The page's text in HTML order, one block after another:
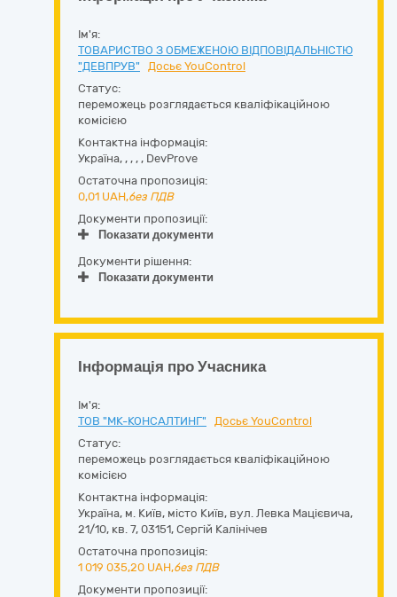
Ім'я:
ТОВАРИСТВО З ОБМЕЖЕНОЮ ВІДПОВІДАЛЬНІСТЮ
"ДЕВПРУВ"
Досьє YouControl
Статус:
переможець розглядається кваліфікаційною
комісією
Контактна інформація:
Україна, , , , , DevProve
Остаточна пропозиція:
0,01 UAH,без ПДВ
Документи пропозиції:
Показати документи
Документи рішення:
Показати документи
Інформація про Учасника
Ім'я:
ТОВ "МК-КОНСАЛТИНГ"
Досьє YouControl
Статус:
переможець розглядається кваліфікаційною
комісією
Контактна інформація:
Україна, м. Київ, місто Київ, вул. Левка Мацiєвича,
21/10, кв. 7, 03151, Сергій Калінічев
Остаточна пропозиція:
1 019 035,20 UAH,без ПДВ
Документи пропозиції: